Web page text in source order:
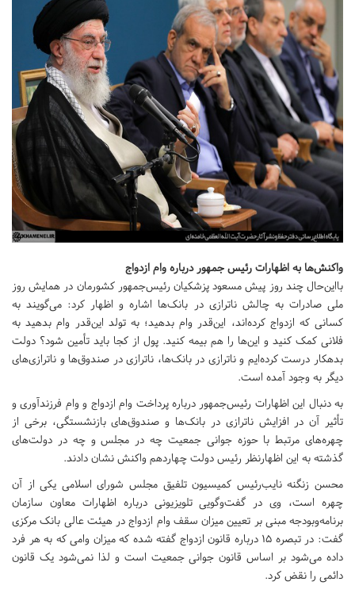
واکنش‌ها به اظهارات رئیس جمهور درباره وام ازدواج
بااین‌حال چند روز پیش مسعود پزشکیان رئیس‌جمهور کشورمان در همایش روز
ملی صادرات به چالش ناترازی در بانک‌ها اشاره و اظهار کرد: می‌گویند به
کسانی که ازدواج کرده‌اند، این‌قدر وام بدهید؛ به تولد این‌قدر وام بدهید به
فلانی کمک کنید و این‌ها را هم بیمه کنید. پول از کجا باید تأمین شود؟ دولت
بدهکار درست کرده‌ایم و ناترازی در بانک‌ها، ناترازی در صندوق‌ها و ناترازی‌های
دیگر به وجود آمده است.
به دنبال این اظهارات رئیس‌جمهور درباره پرداخت وام ازدواج و وام فرزندآوری و
تأثیر آن در افزایش ناترازی در بانک‌ها و صندوق‌های بازنشستگی، برخی از
چهره‌های مرتبط با حوزه جوانی جمعیت چه در مجلس و چه در دولت‌های
گذشته به این اظهارنظر رئیس دولت چهاردهم واکنش نشان دادند.
محسن زنگنه نایب‌رئیس کمیسیون تلفیق مجلس شورای اسلامی یکی از آن
چهره است، وی در گفت‌وگویی تلویزیونی درباره اظهارات معاون سازمان
برنامه‌وبودجه مبنی بر تعیین میزان سقف وام ازدواج در هیئت عالی بانک مرکزی
گفت: در تبصره ۱۵ درباره قانون ازدواج گفته شده که میزان وامی که به هر فرد
داده می‌شود بر اساس قانون جوانی جمعیت است و لذا نمی‌شود یک قانون
دائمی را نقض کرد.